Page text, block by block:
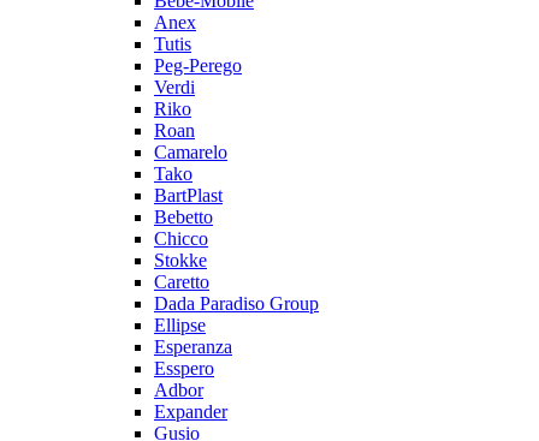
Anex
Tutis
Peg-Perego
Verdi
Riko
Roan
Camarelo
Tako
BartPlast
Bebetto
Chicco
Stokke
Caretto
Dada Paradiso Group
Ellipse
Esperanza
Esspero
Adbor
Expander
Gusio